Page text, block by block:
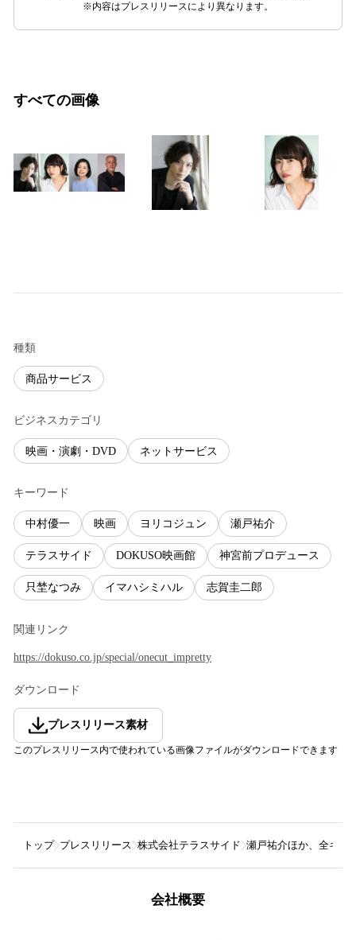
※内容はプレスリリースにより異なります。
すべての画像
種類
商品サービス
ビジネスカテゴリ
映画・演劇・DVD ネットサービス
キーワード
中村優一 映画 ヨリコジュン 瀬戸祐介
テラスサイド DOKUSO映画館 神宮前プロデュース
只埜なつみ イマハシミハル 志賀圭二郎
関連リンク
https://dokuso.co.jp/special/onecut_impretty
ダウンロード
プレスリリース素材
このプレスリリース内で使われている画像ファイルがダウンロードできます
トップ プレスリリース 株式会社テラスサイド 瀬戸祐介ほか、全キャ
会社概要